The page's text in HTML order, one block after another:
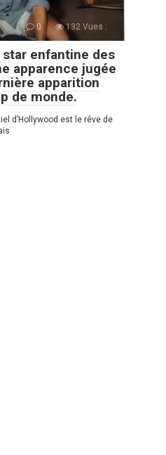
0 132 Vues :
star enfantine des
apparence jugée
apparition
de monde.
d’Hollywood est le rêve de